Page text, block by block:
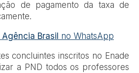
de pagamento da taxa de
Agência Brasil no WhatsApp
concluintes inscritos no Enade
a PND todos os professores